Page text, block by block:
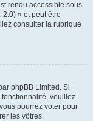
rendu accessible sous
» et peut être
consulter la rubrique
phpBB Limited. Si
fonctionnalité, veuillez
pourrez voter pour
les vôtres.